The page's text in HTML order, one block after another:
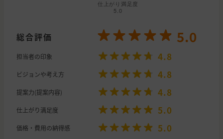
総合評価 5.0
担当者の印象 4.8
ビジョンや考え方 4.8
提案力(提案内容) 4.8
仕上がり満足度 5.0
価格・費用の納得感 5.0